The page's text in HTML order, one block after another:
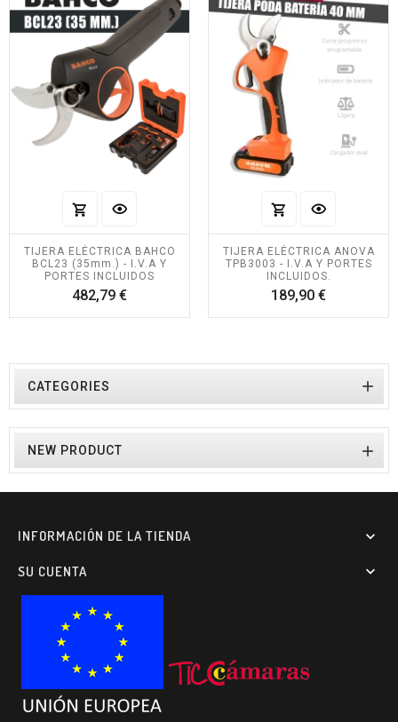
TIJERA ELÉCTRICA BAHCO
BCL23 (35mm.) - I.V.A Y
PORTES INCLUIDOS
482,79 €Precio
TIJERA ELÉCTRICA ANOVA
TPB3003 - I.V.A Y PORTES
INCLUIDOS.
189,90 €Precio
CATEGORIES 
NEW PRODUCT 
INFORMACIÓN DE LA TIENDA 
SU CUENTA 